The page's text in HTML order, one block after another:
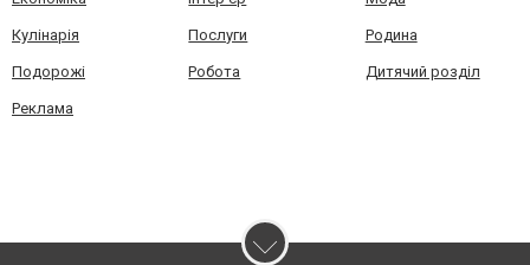
Кулінарія Послуги Родина
Подорожі Робота Дитячий розділ
Реклама